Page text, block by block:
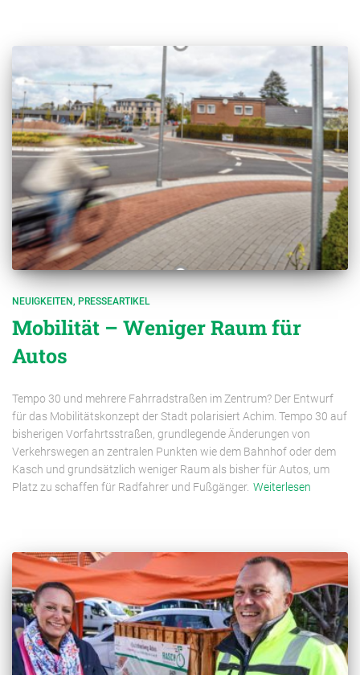
NEUIGKEITEN PRESSEARTIKEL
Mobilität – Weniger Raum für
Autos
Tempo 30 und mehrere Fahrradstraßen im Zentrum? Der Entwurf
für das Mobilitätskonzept der Stadt polarisiert Achim. Tempo 30 auf
bisherigen Vorfahrtsstraßen, grundlegende Änderungen von
Verkehrswegen an zentralen Punkten wie dem Bahnhof oder dem
Kasch und grundsätzlich weniger Raum als bisher für Autos, um
Platz zu schaffen für Radfahrer und Fußgänger. Weiterlesen